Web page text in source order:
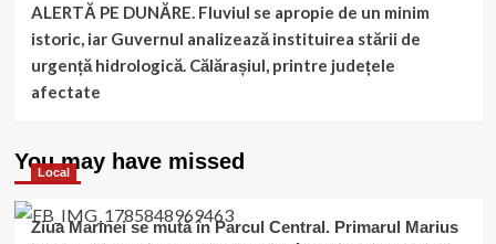
ALERTĂ PE DUNĂRE. Fluviul se apropie de un minim
istoric, iar Guvernul analizează instituirea stării de
urgență hidrologică. Călărașiul, printre județele
afectate
You may have missed
Local
Ziua Marinei se mută în Parcul Central. Primarul Marius